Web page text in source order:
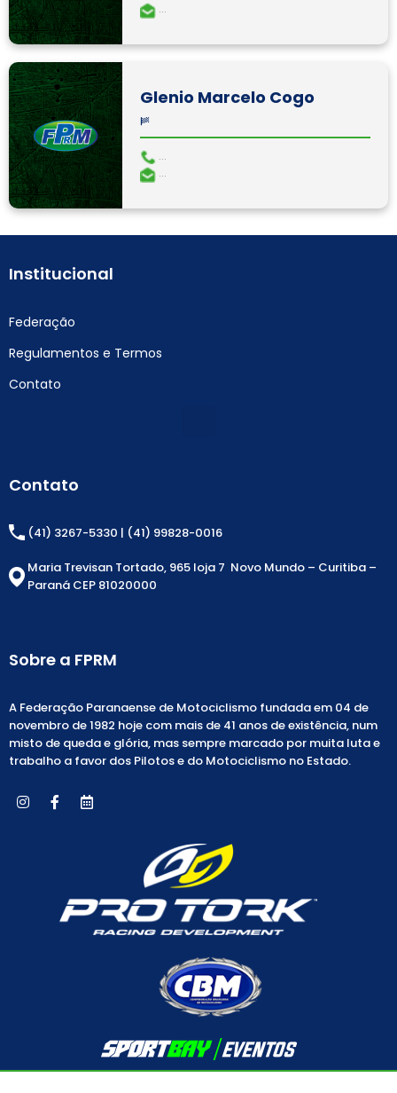
...
Glenio Marcelo Cogo
...
...
Institucional
Federação
Regulamentos e Termos
Contato
Contato
(41) 3267-5330 | (41) 99828-0016
Maria Trevisan Tortado, 965 loja 7 Novo Mundo – Curitiba –
Paraná CEP 81020000
Sobre a FPRM
A Federação Paranaense de Motociclismo fundada em 04 de
novembro de 1982 hoje com mais de 41 anos de existência, num
misto de queda e glória, mas sempre marcado por muita luta e
trabalho a favor dos Pilotos e do Motociclismo no Estado.